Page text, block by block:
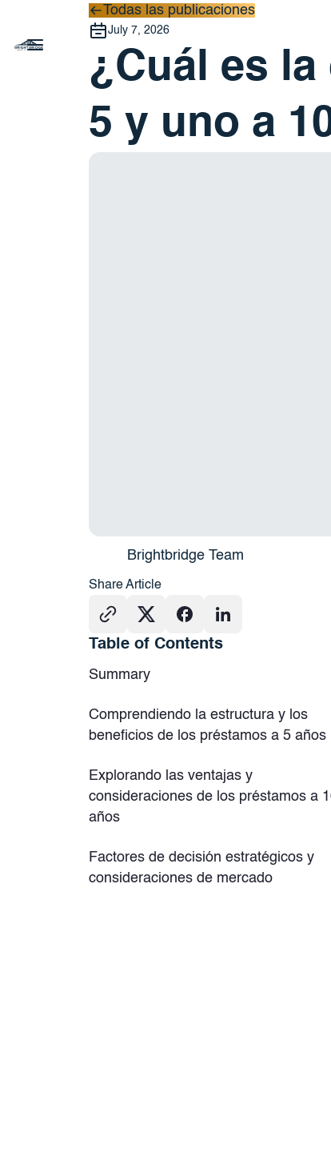
Todas las publicaciones
Todas las publicaciones
July 7, 2026
¿Cuál es
5 y uno a
Brightbridge Team
Share Article
Table of Contents
Summary
Comprendiendo la estructura y los
beneficios de los préstamos a 5 años
Explorando las ventajas y
consideraciones de los préstamos a
años
Factores de decisión estratégicos y
consideraciones de mercado